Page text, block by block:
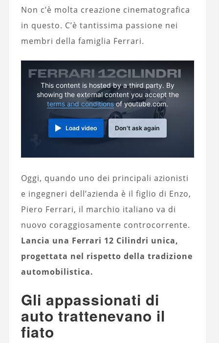
Non c’è molta creazione cinematografica
in questo. C’è tantissima passione nei
membri della famiglia Ferrari.
This content is hosted by a third party. By
showing the external content you accept the
terms and conditionsof youtube.com.
Load video Don't ask again
Oggi, quando uno dei principali azionisti
e ingegneri dell’azienda è il figlio di Enzo,
Piero Ferrari, il marchio italiano va di
nuovo coraggiosamente controcorrente.
Lancia una Ferrari 12 Cilindri unica,
progettata nel rispetto della tradizione
automobilistica.
Gli appassionati di
auto trattenevano il
fiato